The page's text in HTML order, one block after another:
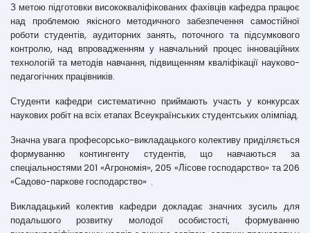
З метою підготовки висококваліфікованих фахівців кафедра працює
над проблемою якісного методичного забезпечення самостійної
роботи студентів, аудиторних занять, поточного та підсумкового
контролю, над впровадженням у навчальний процес інноваційних
технологій та методів навчання, підвищенням кваліфікації науково-
педагогічних працівників.
Студенти кафедри систематично приймають участь у конкурсах
наукових робіт на всіх етапах Всеукраїнських студентських олімпіад.
Значна увага професорсько-викладацького колективу приділяється
формуванню контингенту студентів, що навчаються за
спеціальностями 201 «Агрономія», 205 «Лісове господарство» та 206
«Садово-паркове господарство» .
Викладацький колектив кафедри докладає значних зусиль для
подальшого розвитку молодої особистості, формуванню